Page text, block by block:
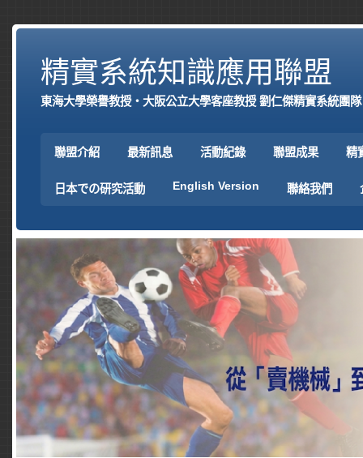
精實系統知識應用聯盟
東海大學榮譽教授‧大阪公立大學客座教授 劉仁傑精實系統團隊
聯盟介紹 最新訊息 活動紀錄 聯盟成果 精
日本での研究活動 English Version 聯絡我們